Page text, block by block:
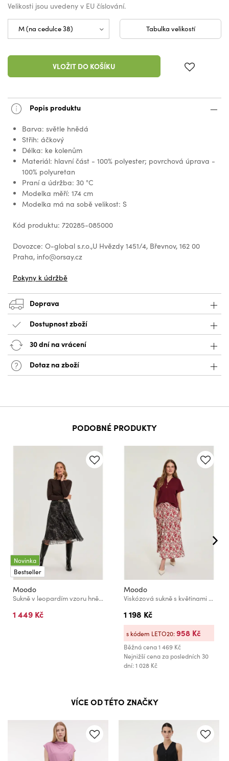
Velikosti jsou uvedeny v EU číslování.
Tabulka velikostí
VLOŽIT DO KOŠÍKU
Popis produktu
Barva: světle hnědá
Střih: áčkový
Délka: ke kolenům
Materiál: hlavní část - 100% polyester; povrchová úprava -
100% polyuretan
Praní a údržba: 30 °C
Modelka měří: 174 cm
Modelka má na sobě velikost: S
Kód produktu: 720285-085000
Dovozce: O-global s.r.o.,U Hvězdy 1451/4, Břevnov, 162 00
Praha, info@orsay.cz
Pokyny k údržbě
Doprava
Dostupnost zboží
30 dní na vrácení
Dotaz na zboží
PODOBNÉ PRODUKTY
Novinka
Bestseller
Moodo
Sukně v leopardím vzoru hnědá Moodo
1 449 Kč
Moodo
Viskózová sukně s květinami béžová Moodo
1 198 Kč
Běžná cena1 469 Kč
Nejnižší cena za posledních 30
dní: 1 028 Kč
s kódem LETO20:958 Kč
VÍCE OD TÉTO ZNAČKY